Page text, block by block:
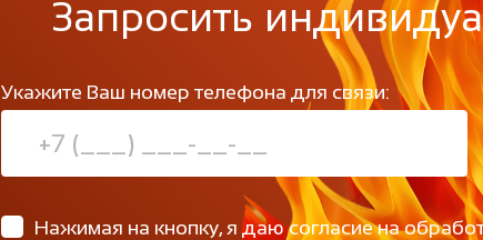
Запросить
Укажите Ваш номер телефона для связи:
Нажимая на кнопку, я даю согласие на